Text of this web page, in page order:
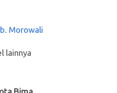
Morowali
lainnya